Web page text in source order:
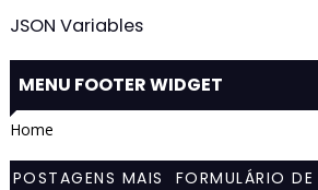
JSON Variables
MENU FOOTER WIDGET
Home
POSTAGENS MAIS
FORMULÁRIO DE